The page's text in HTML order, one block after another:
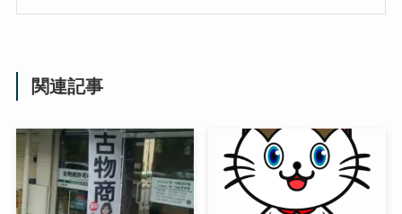
関連記事